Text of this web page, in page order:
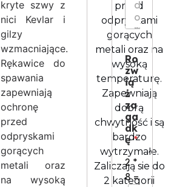
kryte szwy z
nici Kevlar i
gilzy
wzmacniające.
Rękawice do
spawania
zapewniają
ochronę
przed
odpryskami
gorących
metali oraz
na wysoką
przed
odpryskami
gorących
metali oraz na
wysoką
temperaturę.
Zapewniają
dobrą
chwytność i są
bardzo
wytrzymałe.
Zaliczają sie do
2 kategorii
o
m
o
s
c
*Ro
zw
ią
ż
za
ga
dk
ę*
2 *
8 =